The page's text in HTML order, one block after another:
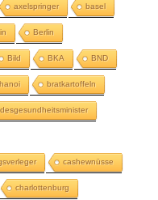
axelspringer basel
Berlin
Bild BKA BND
bratkartoffeln
cashewnüsse
charlottenburg